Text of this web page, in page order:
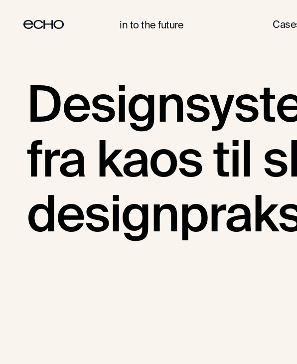
in to the future
DIGITALE PRODUKTER DESIGN SYSTEMER
fra kaos til